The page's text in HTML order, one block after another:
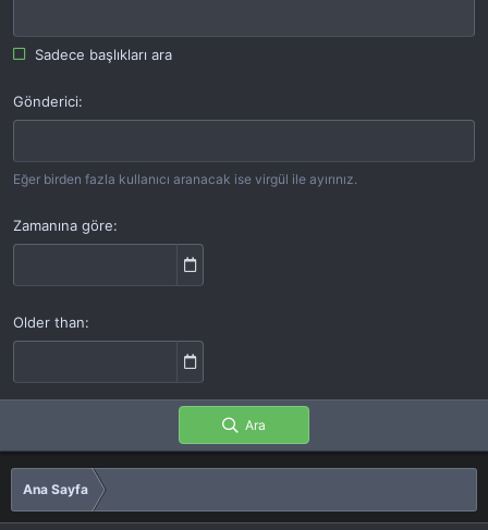
Sadece başlıkları ara
Gönderici
Eğer birden fazla kullanıcı aranacak ise virgül ile ayırınız.
Zamanına göre
Older than
Ara
Ana Sayfa